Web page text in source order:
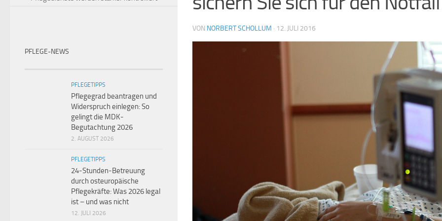
VON NORBERT SCHOLLUM · 12. JULI 2016
PFLEGE-NEWS
PFLEGETIPPS
Pflegegrad beantragen und
Widerspruch einlegen: So
gelingt die MDK-
Begutachtung 2026
2. AUGUST 2026
PFLEGETIPPS
24-Stunden-Betreuung
durch osteuropäische
Pflegekräfte: Was 2026 legal
ist – und was nicht
12. JULI 2026